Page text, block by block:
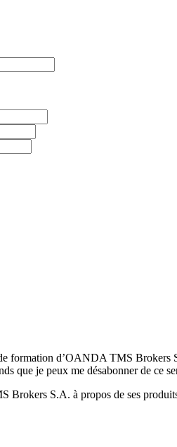
formation d’OANDA TMS Brokers
que je peux me désabonner de ce
S.A. à propos de ses